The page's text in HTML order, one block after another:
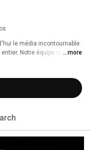
le média incontournable
Notre équipe réalise
et d'aujourd'hui.
...more